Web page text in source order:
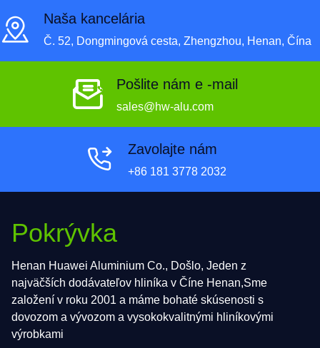
Naša kancelária
Č. 52, Dongmingová cesta, Zhengzhou, Henan, Čína
Pošlite nám e -mail
sales@hw-alu.com
Zavolajte nám
+86 181 3778 2032
Pokrývka
Henan Huawei Aluminium Co., Došlo, Jeden z
najväčších dodávateľov hliníka v Číne Henan,Sme
založení v roku 2001 a máme bohaté skúsenosti s
dovozom a vývozom a vysokokvalitnými hliníkovými
výrobkami